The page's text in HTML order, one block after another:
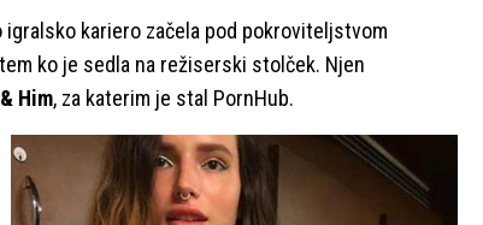
igralsko kariero začela pod pokroviteljstvom
ko je sedla na režiserski stolček. Njen
Him, za katerim je stal PornHub.